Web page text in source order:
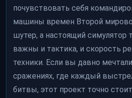
почувствовать себя
машины времен Второй
шутер, а настоящий симулятор
важны и тактика, и скорость
техники. Если вы давно
сражениях, где каждый
битвы, этот проект точно